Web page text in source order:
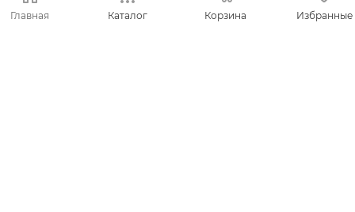
Главная Каталог Корзина Избранные